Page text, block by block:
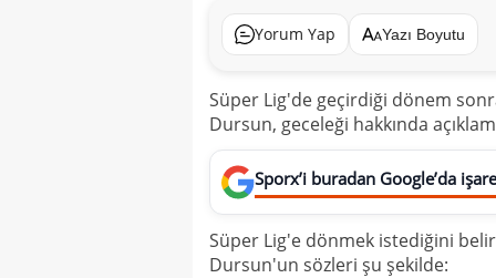
Yorum Yap Yazı Boyutu
Süper Lig'de geçirdiği dönem
Dursun, geceleği hakkında
Sporx’i buradan Google’da
Süper Lig'e dönmek istediğini
Dursun'un sözleri şu şekilde: